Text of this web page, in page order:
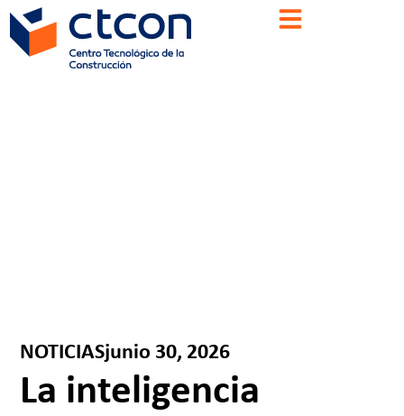
NOTICIASjunio 30, 2026
La inteligencia